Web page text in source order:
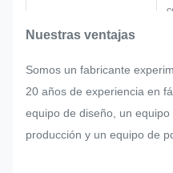
Nuestras ventajas
Somos un fabricante
20 años de experiencia en
equipo de diseño, un
producción y un equipo de